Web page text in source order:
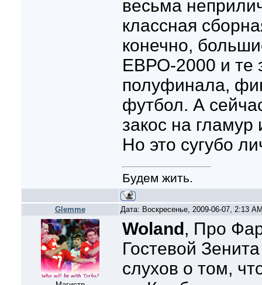
весьма
классная
конечно,
ЕВРО-2000 и те
полуфинала,
футбол. А
закос на гламур
Но это сугубо
Будем жить.
Glemme Дата: Воскресенье, 2009-06-07, 2:13
Woland , Про
Гостевой
слухов о том,